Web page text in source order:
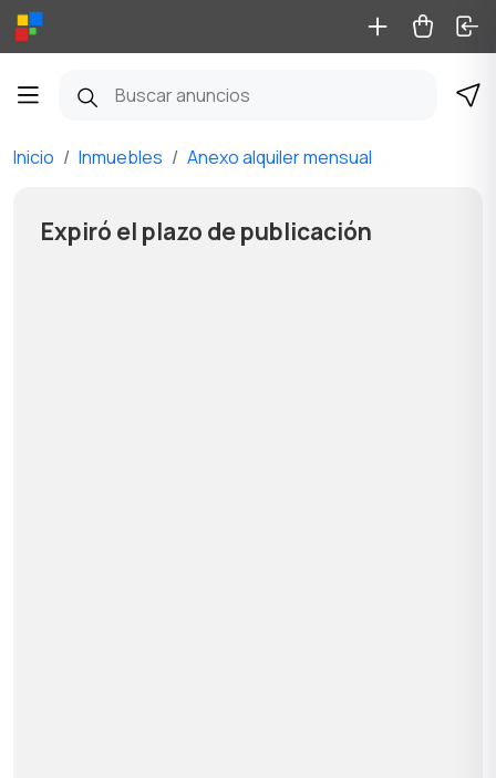
Inicio Inmuebles Anexo alquiler mensual
Expiró el plazo de publicación